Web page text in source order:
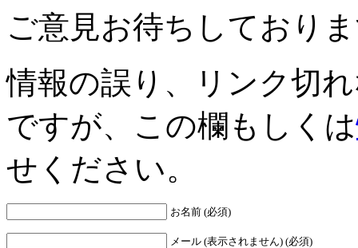
ご意見お待ちしており
情報の誤り、リンク切
ですが、この欄もしくは
せください。
お名前 (必須)
メール (表示されません) (必須)